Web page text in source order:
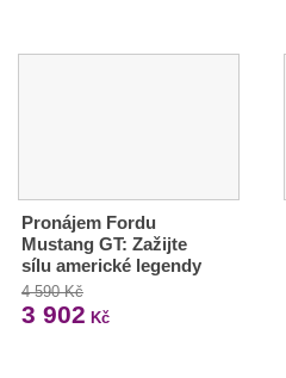
Pronájem Fordu
Mustang GT: Zažijte
sílu americké legendy
4 590 Kč
3 902 Kč